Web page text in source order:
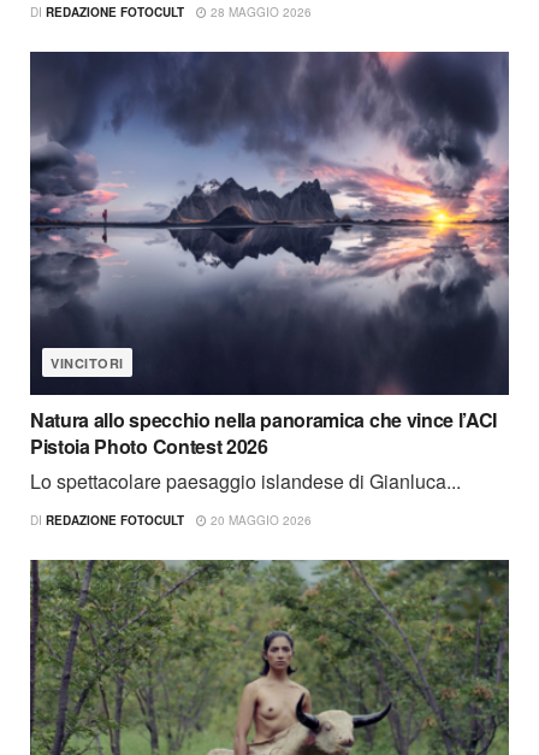
DI REDAZIONE FOTOCULT 28 MAGGIO 2026
VINCITORI
Natura allo specchio nella panoramica che vince l’ACI
Pistoia Photo Contest 2026
Lo spettacolare paesaggio islandese di Gianluca...
DI REDAZIONE FOTOCULT 20 MAGGIO 2026